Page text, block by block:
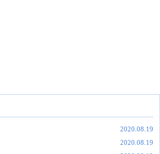
2020.08.19
2020.08.19